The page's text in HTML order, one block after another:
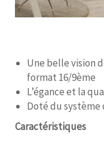
Une belle vision
format 16/9ème
L’égance et la
Doté du
Caractéristiques